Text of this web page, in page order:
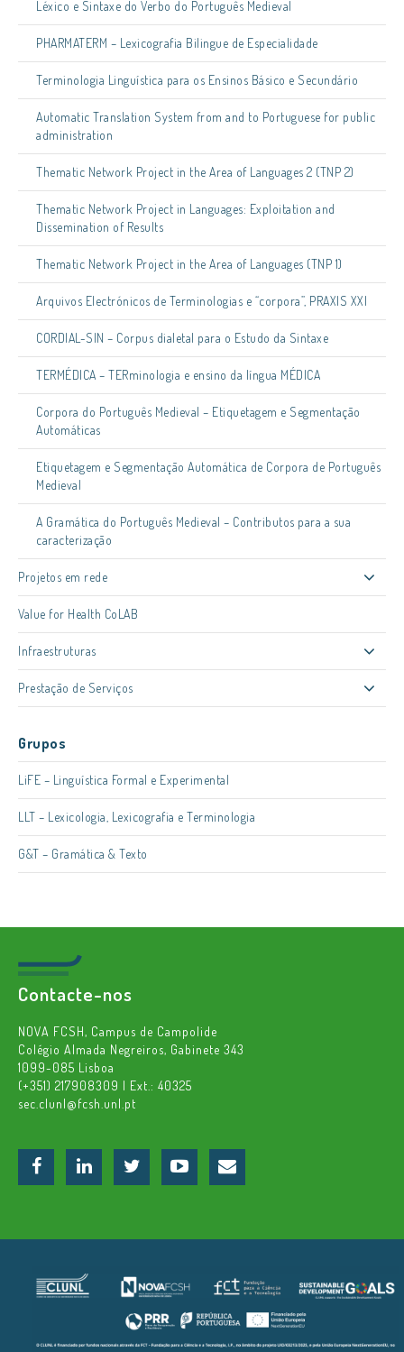
Léxico e Sintaxe do Verbo do Português Medieval
PHARMATERM – Lexicografia Bilingue de Especialidade
Terminologia Linguística para os Ensinos Básico e Secundário
Automatic Translation System from and to Portuguese for public
administration
Thematic Network Project in the Area of Languages 2 (TNP 2)
Thematic Network Project in Languages: Exploitation and
Dissemination of Results
Thematic Network Project in the Area of Languages (TNP 1)
Arquivos Electrónicos de Terminologias e “corpora”, PRAXIS XXI
CORDIAL-SIN – Corpus dialetal para o Estudo da Sintaxe
TERMÉDICA – TERminologia e ensino da língua MÉDICA
Corpora do Português Medieval – Etiquetagem e Segmentação
Automáticas
Etiquetagem e Segmentação Automática de Corpora de Português
Medieval
A Gramática do Português Medieval – Contributos para a sua
caracterização
Projetos em rede
Value for Health CoLAB
Infraestruturas
Prestação de Serviços
Grupos
LiFE – Linguística Formal e Experimental
LLT – Lexicologia, Lexicografia e Terminologia
G&T – Gramática & Texto
Contacte-nos
NOVA FCSH, Campus de Campolide
Colégio Almada Negreiros, Gabinete 343
1099-085 Lisboa
(+351) 217908309 | Ext.: 40325
sec.clunl@fcsh.unl.pt